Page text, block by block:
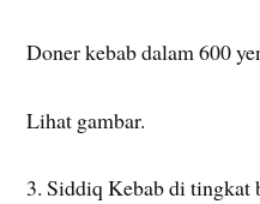
Doner kebab dalam 600
Lihat gambar.
3. Siddiq Kebab di tingkat